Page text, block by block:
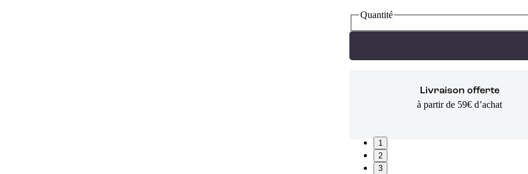
Quantité
Livraison offerte
à partir de 59€ d’achat
1
2
3